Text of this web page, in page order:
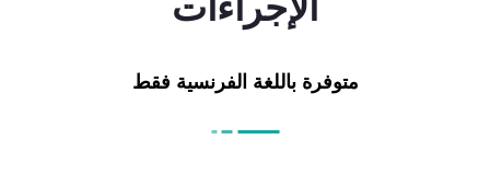
متوفرة باللغة الفرنسية فقط